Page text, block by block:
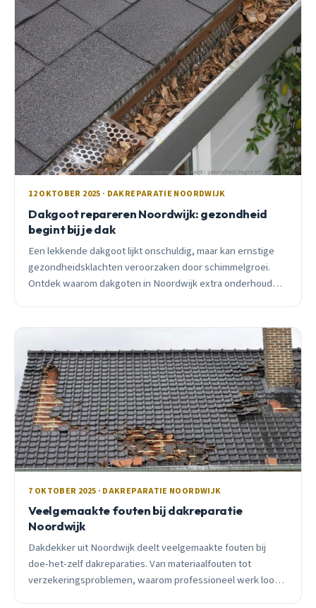
12 OKTOBER 2025 · DAKREPARATIE NOORDWIJK
Dakgoot repareren Noordwijk: gezondheid
begint bij je dak
Een lekkende dakgoot lijkt onschuldig, maar kan ernstige
gezondheidsklachten veroorzaken door schimmelgroei.
Ontdek waarom dakgoten in Noordwijk extra onderhoud
7 OKTOBER 2025 · DAKREPARATIE NOORDWIJK
Veelgemaakte fouten bij dakreparatie
Noordwijk
Dakdekker uit Noordwijk deelt veelgemaakte fouten bij
doe-het-zelf dakreparaties. Van materiaalfouten tot
verzekeringsproblemen, waarom professioneel werk loont